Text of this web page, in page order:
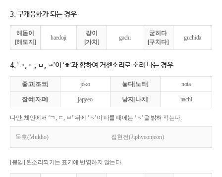
3. 구개음화가 되는 경우
해돋이
[해도지]
haedoji
같이
[가치]
gachi
굳히다
[구치다]
guchida
4. ‘ㄱ, ㄷ, ㅂ, ㅈ’이 ‘ㅎ’과 합하여 거센소리로 소리 나는 경우
좋고[조코] joko 놓다[노타] nota
잡혀[자펴] japyeo 낳지[나치] nachi
다만, 체언에서 ‘ㄱ, ㄷ, ㅂ’ 뒤에 ‘ㅎ’이 따를 때에는 ‘ㅎ’을 밝혀 적는다.
묵호(Mukho) 집현전(Jiphyeonjeon)
[붙임] 된소리되기는 표기에 반영하지 않는다.